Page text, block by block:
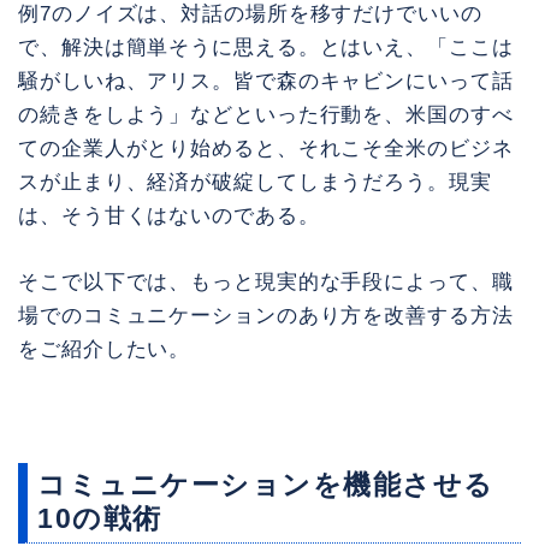
例7のノイズは、対話の場所を移すだけでいいの
で、解決は簡単そうに思える。とはいえ、「ここは
騒がしいね、アリス。皆で森のキャビンにいって話
の続きをしよう」などといった行動を、米国のすべ
ての企業人がとり始めると、それこそ全米のビジネ
スが止まり、経済が破綻してしまうだろう。現実
は、そう甘くはないのである。
そこで以下では、もっと現実的な手段によって、職
場でのコミュニケーションのあり方を改善する方法
をご紹介したい。
コミュニケーションを機能させる
10の戦術